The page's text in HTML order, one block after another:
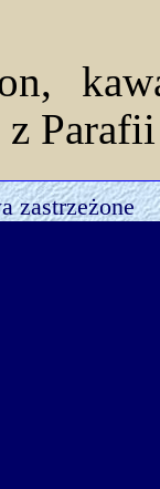
z
zastrzeżone